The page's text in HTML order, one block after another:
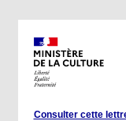
Consulter cette